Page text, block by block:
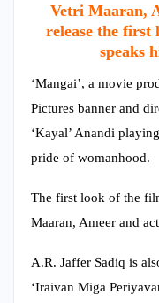
Vetri Maaran,
release the first
speaks
‘Mangai’, a movie
Pictures banner and
‘Kayal’ Anandi
pride of womanhood.
The first look of the
Maaran, Ameer and
A.R. Jaffer Sadiq is
‘Iraivan Miga